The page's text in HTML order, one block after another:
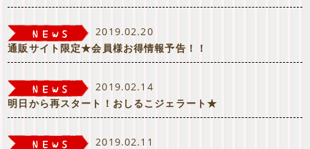
2019.02.20
通販サイト限定★会員様お得情報予告！！
2019.02.14
明日から再スタート！おしるこジェラート★
2019.02.11